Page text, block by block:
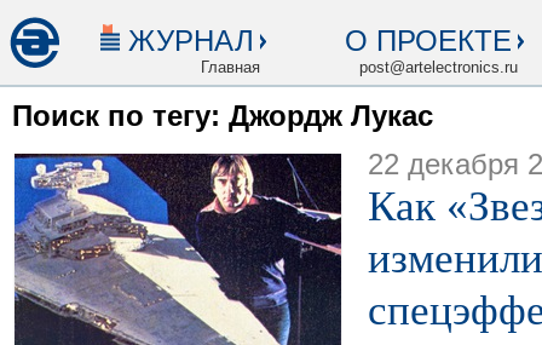
ЖУРНАЛ
Главная
О ПРОЕКТЕ
post@artelectronics.ru
Поиск по тегу: Джордж Лукас
22 декабря
Как